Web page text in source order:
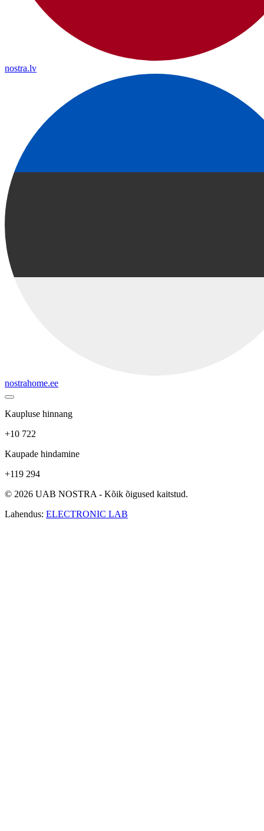
nostra.lv
nostrahome.ee
Kaupluse hinnang
+10 722
Kaupade hindamine
+119 294
© 2026 UAB NOSTRA - Kõik õigused kaitstud.
Lahendus: ELECTRONIC LAB